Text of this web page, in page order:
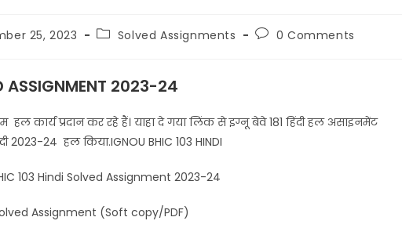
25, 2023 Solved Assignments 0 Comments
ASSIGNMENT 2023-24
कार्य प्रदान कर रहे हैं। याहा दे गया लिंक से इग्नू बेवे 181 हिंदी हल असाइनमेंट
2023-24 हल किया.IGNOU BHIC 103 HINDI
Assignment 2023-24
(Soft copy/PDF)